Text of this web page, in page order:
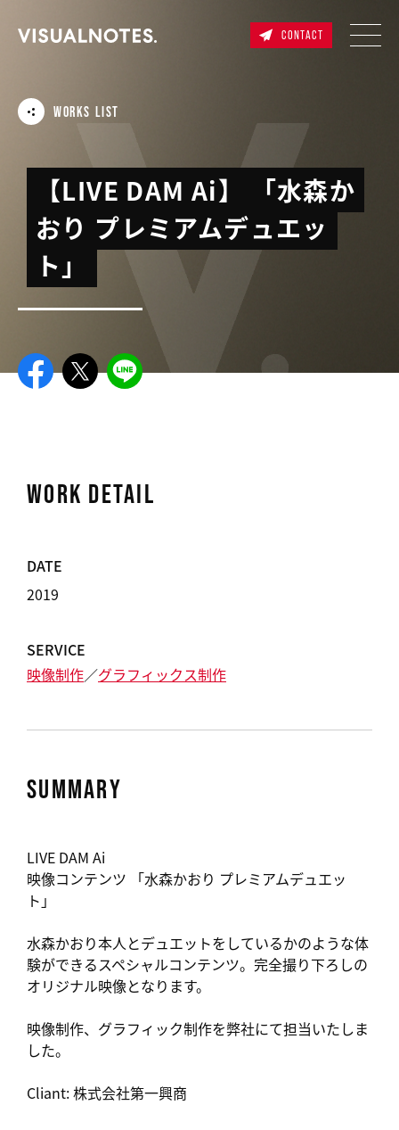
CONTACT
WORKS LIST
【LIVE DAM Ai】 「水森か
おり プレミアムデュエッ
ト」
WORK DETAIL
DATE
2019
SERVICE
映像制作
グラフィックス制作
SUMMARY
LIVE DAM Ai
映像コンテンツ 「水森かおり プレミアムデュエッ
ト」
水森かおり本人とデュエットをしているかのような体
験ができるスペシャルコンテンツ。完全撮り下ろしの
オリジナル映像となります。
映像制作、グラフィック制作を弊社にて担当いたしま
した。
Cliant: 株式会社第一興商